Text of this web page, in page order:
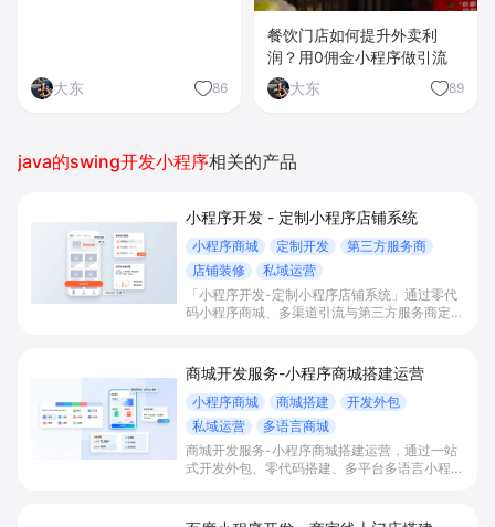
大东 86
餐饮门店如何提升外卖利
润？用0佣金小程序做引流
大东
89
java的swing开发小程序相关的产品
小程序开发 - 定制小程序店铺系统
小程序商城 定制开发
第三方服务商
店铺装修
私域运营
「小程序开发-定制小程序店铺系统」通过零代
码小程序商城、多渠道引流与第三方服务商定制
私域运营场景，提升获客与复购，实现线上生意
增长。
商城开发服务-小程序商城搭建运营
小程序商城 商城搭建
开发外包
私域运营
多语言商城
商城开发服务-小程序商城搭建运营，通过一站
式开发外包、零代码搭建、多平台多语言小程序
实现低成本获客、提升复购与业绩增长。